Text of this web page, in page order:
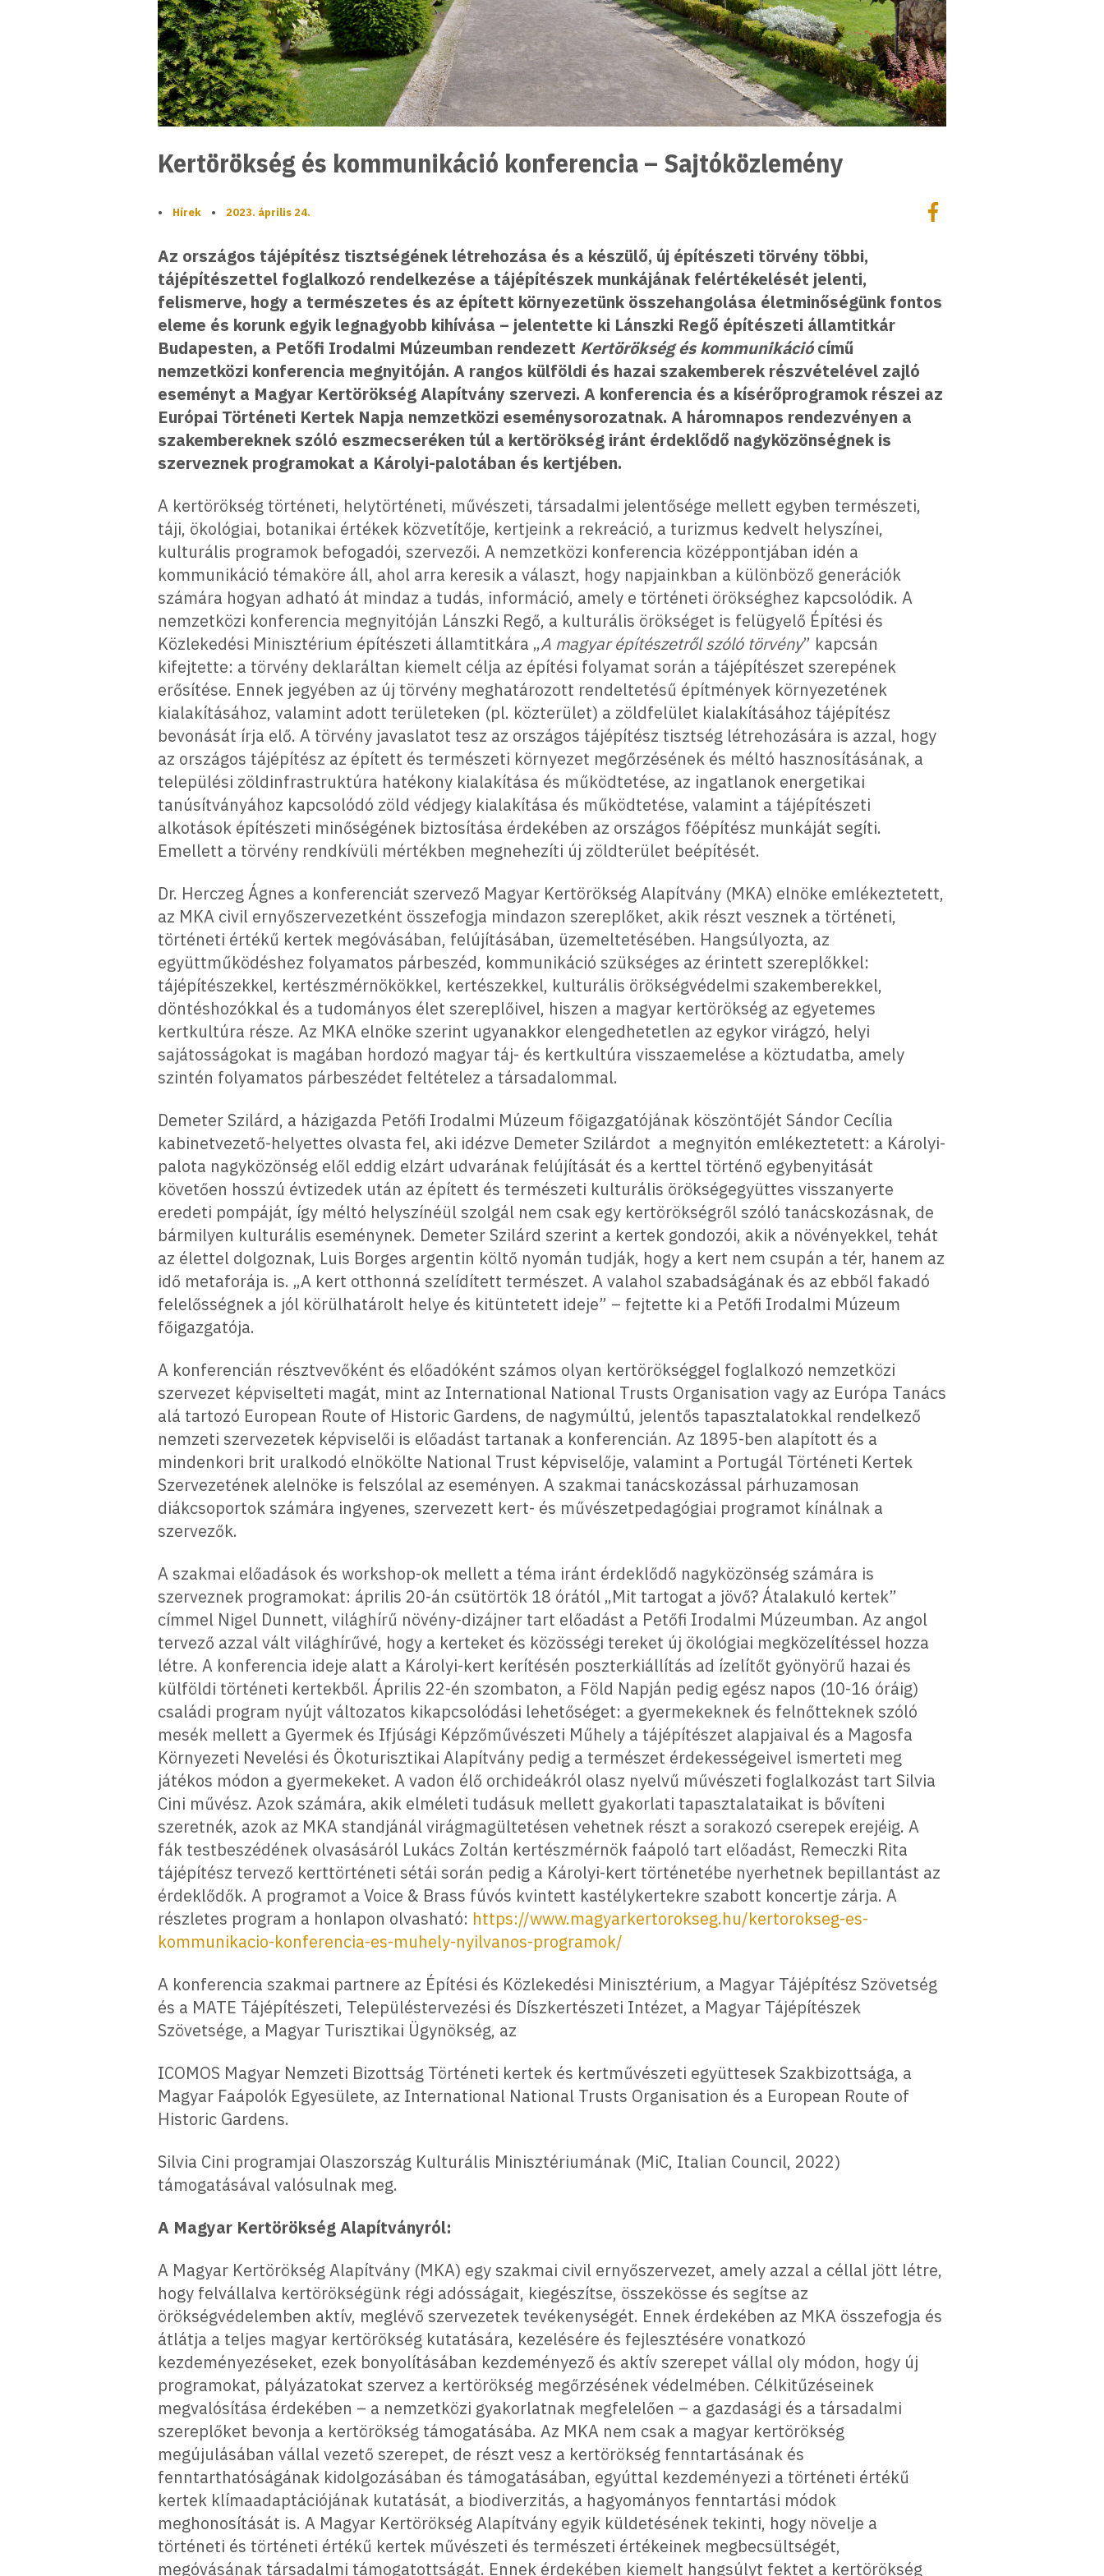
Kertörökség és kommunikáció konferencia – Sajtóközlemény
• Hírek • 2023. április 24.
Megosztás
Megosztás Facebookon
Az országos tájépítész tisztségének létrehozása és a készülő, új építészeti törvény többi,
tájépítészettel foglalkozó rendelkezése a tájépítészek munkájának felértékelését jelenti,
felismerve, hogy a természetes és az épített környezetünk összehangolása életminőségünk fontos
eleme és korunk egyik legnagyobb kihívása – jelentette ki Lánszki Regő építészeti államtitkár
Budapesten, a Petőfi Irodalmi Múzeumban rendezett Kertörökség és kommunikációcímű
nemzetközi konferencia megnyitóján. A rangos külföldi és hazai szakemberek részvételével zajló
eseményt a Magyar Kertörökség Alapítvány szervezi. A konferencia és a kísérőprogramok részei az
Európai Történeti Kertek Napja nemzetközi eseménysorozatnak. A háromnapos rendezvényen a
szakembereknek szóló eszmecseréken túl a kertörökség iránt érdeklődő nagyközönségnek is
szerveznek programokat a Károlyi-palotában és kertjében.
A kertörökség történeti, helytörténeti, művészeti, társadalmi jelentősége mellett egyben természeti,
táji, ökológiai, botanikai értékek közvetítője, kertjeink a rekreáció, a turizmus kedvelt helyszínei,
kulturális programok befogadói, szervezői. A nemzetközi konferencia középpontjában idén a
kommunikáció témaköre áll, ahol arra keresik a választ, hogy napjainkban a különböző generációk
számára hogyan adható át mindaz a tudás, információ, amely e történeti örökséghez kapcsolódik. A
nemzetközi konferencia megnyitóján Lánszki Regő, a kulturális örökséget is felügyelő Építési és
Közlekedési Minisztérium építészeti államtitkára „A magyar építészetről szóló törvény” kapcsán
kifejtette: a törvény deklaráltan kiemelt célja az építési folyamat során a tájépítészet szerepének
erősítése. Ennek jegyében az új törvény meghatározott rendeltetésű építmények környezetének
kialakításához, valamint adott területeken (pl. közterület) a zöldfelület kialakításához tájépítész
bevonását írja elő. A törvény javaslatot tesz az országos tájépítész tisztség létrehozására is azzal, hogy
az országos tájépítész az épített és természeti környezet megőrzésének és méltó hasznosításának, a
települési zöldinfrastruktúra hatékony kialakítása és működtetése, az ingatlanok energetikai
tanúsítványához kapcsolódó zöld védjegy kialakítása és működtetése, valamint a tájépítészeti
alkotások építészeti minőségének biztosítása érdekében az országos főépítész munkáját segíti.
Emellett a törvény rendkívüli mértékben megnehezíti új zöldterület beépítését.
Dr. Herczeg Ágnes a konferenciát szervező Magyar Kertörökség Alapítvány (MKA) elnöke emlékeztetett,
az MKA civil ernyőszervezetként összefogja mindazon szereplőket, akik részt vesznek a történeti,
történeti értékű kertek megóvásában, felújításában, üzemeltetésében. Hangsúlyozta, az
együttműködéshez folyamatos párbeszéd, kommunikáció szükséges az érintett szereplőkkel:
tájépítészekkel, kertészmérnökökkel, kertészekkel, kulturális örökségvédelmi szakemberekkel,
döntéshozókkal és a tudományos élet szereplőivel, hiszen a magyar kertörökség az egyetemes
kertkultúra része. Az MKA elnöke szerint ugyanakkor elengedhetetlen az egykor virágzó, helyi
sajátosságokat is magában hordozó magyar táj- és kertkultúra visszaemelése a köztudatba, amely
szintén folyamatos párbeszédet feltételez a társadalommal.
Demeter Szilárd, a házigazda Petőfi Irodalmi Múzeum főigazgatójának köszöntőjét Sándor Cecília
kabinetvezető-helyettes olvasta fel, aki idézve Demeter Szilárdot a megnyitón emlékeztetett: a Károlyi-
palota nagyközönség elől eddig elzárt udvarának felújítását és a kerttel történő egybenyitását
követően hosszú évtizedek után az épített és természeti kulturális örökségegyüttes visszanyerte
eredeti pompáját, így méltó helyszínéül szolgál nem csak egy kertörökségről szóló tanácskozásnak, de
bármilyen kulturális eseménynek. Demeter Szilárd szerint a kertek gondozói, akik a növényekkel, tehát
az élettel dolgoznak, Luis Borges argentin költő nyomán tudják, hogy a kert nem csupán a tér, hanem az
idő metaforája is. „A kert otthonná szelídített természet. A valahol szabadságának és az ebből fakadó
felelősségnek a jól körülhatárolt helye és kitüntetett ideje” – fejtette ki a Petőfi Irodalmi Múzeum
főigazgatója.
A konferencián résztvevőként és előadóként számos olyan kertörökséggel foglalkozó nemzetközi
szervezet képviselteti magát, mint az International National Trusts Organisation vagy az Európa Tanács
alá tartozó European Route of Historic Gardens, de nagymúltú, jelentős tapasztalatokkal rendelkező
nemzeti szervezetek képviselői is előadást tartanak a konferencián. Az 1895-ben alapított és a
mindenkori brit uralkodó elnökölte National Trust képviselője, valamint a Portugál Történeti Kertek
Szervezetének alelnöke is felszólal az eseményen. A szakmai tanácskozással párhuzamosan
diákcsoportok számára ingyenes, szervezett kert- és művészetpedagógiai programot kínálnak a
szervezők.
A szakmai előadások és workshop-ok mellett a téma iránt érdeklődő nagyközönség számára is
szerveznek programokat: április 20-án csütörtök 18 órától „Mit tartogat a jövő? Átalakuló kertek”
címmel Nigel Dunnett, világhírű növény-dizájner tart előadást a Petőfi Irodalmi Múzeumban. Az angol
tervező azzal vált világhírűvé, hogy a kerteket és közösségi tereket új ökológiai megközelítéssel hozza
létre. A konferencia ideje alatt a Károlyi-kert kerítésén poszterkiállítás ad ízelítőt gyönyörű hazai és
külföldi történeti kertekből. Április 22-én szombaton, a Föld Napján pedig egész napos (10-16 óráig)
családi program nyújt változatos kikapcsolódási lehetőséget: a gyermekeknek és felnőtteknek szóló
mesék mellett a Gyermek és Ifjúsági Képzőművészeti Műhely a tájépítészet alapjaival és a Magosfa
Környezeti Nevelési és Ökoturisztikai Alapítvány pedig a természet érdekességeivel ismerteti meg
játékos módon a gyermekeket. A vadon élő orchideákról olasz nyelvű művészeti foglalkozást tart Silvia
Cini művész. Azok számára, akik elméleti tudásuk mellett gyakorlati tapasztalataikat is bővíteni
szeretnék, azok az MKA standjánál virágmagültetésen vehetnek részt a sorakozó cserepek erejéig. A
fák testbeszédének olvasásáról Lukács Zoltán kertészmérnök faápoló tart előadást, Remeczki Rita
tájépítész tervező kerttörténeti sétái során pedig a Károlyi-kert történetébe nyerhetnek bepillantást az
érdeklődők. A programot a Voice & Brass fúvós kvintett kastélykertekre szabott koncertje zárja. A
részletes program a honlapon olvasható: https://www.magyarkertorokseg.hu/kertorokseg-es-
kommunikacio-konferencia-es-muhely-nyilvanos-programok/
A konferencia szakmai partnere az Építési és Közlekedési Minisztérium, a Magyar Tájépítész Szövetség
és a MATE Tájépítészeti, Településtervezési és Díszkertészeti Intézet, a Magyar Tájépítészek
Szövetsége, a Magyar Turisztikai Ügynökség, az
ICOMOS Magyar Nemzeti Bizottság Történeti kertek és kertművészeti együttesek Szakbizottsága, a
Magyar Faápolók Egyesülete, az International National Trusts Organisation és a European Route of
Historic Gardens.
Silvia Cini programjai Olaszország Kulturális Minisztériumának (MiC, Italian Council, 2022)
támogatásával valósulnak meg.
A Magyar Kertörökség Alapítványról:
A Magyar Kertörökség Alapítvány (MKA) egy szakmai civil ernyőszervezet, amely azzal a céllal jött létre,
hogy felvállalva kertörökségünk régi adósságait, kiegészítse, összekösse és segítse az
örökségvédelemben aktív, meglévő szervezetek tevékenységét. Ennek érdekében az MKA összefogja és
átlátja a teljes magyar kertörökség kutatására, kezelésére és fejlesztésére vonatkozó
kezdeményezéseket, ezek bonyolításában kezdeményező és aktív szerepet vállal oly módon, hogy új
programokat, pályázatokat szervez a kertörökség megőrzésének védelmében. Célkitűzéseinek
megvalósítása érdekében – a nemzetközi gyakorlatnak megfelelően – a gazdasági és a társadalmi
szereplőket bevonja a kertörökség támogatásába. Az MKA nem csak a magyar kertörökség
megújulásában vállal vezető szerepet, de részt vesz a kertörökség fenntartásának és
fenntarthatóságának kidolgozásában és támogatásában, egyúttal kezdeményezi a történeti értékű
kertek klímaadaptációjának kutatását, a biodiverzitás, a hagyományos fenntartási módok
meghonosítását is. A Magyar Kertörökség Alapítvány egyik küldetésének tekinti, hogy növelje a
történeti és történeti értékű kertek művészeti és természeti értékeinek megbecsültségét,
megóvásának társadalmi támogatottságát. Ennek érdekében kiemelt hangsúlyt fektet a kertörökség